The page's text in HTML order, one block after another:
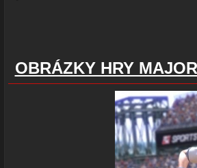
OBRÁZKY HRY